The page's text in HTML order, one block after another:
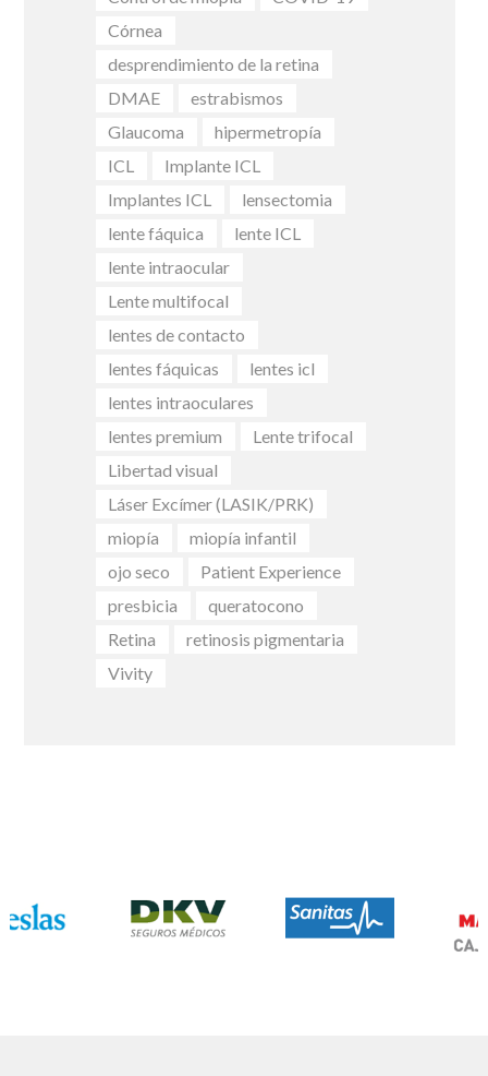
Córnea
desprendimiento de la retina
DMAE
estrabismos
Glaucoma
hipermetropía
ICL
Implante ICL
Implantes ICL
lensectomia
lente fáquica
lente ICL
lente intraocular
Lente multifocal
lentes de contacto
lentes fáquicas
lentes icl
lentes intraoculares
lentes premium
Lente trifocal
Libertad visual
Láser Excímer (LASIK/PRK)
miopía
miopía infantil
ojo seco
Patient Experience
presbicia
queratocono
Retina
retinosis pigmentaria
Vivity